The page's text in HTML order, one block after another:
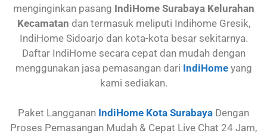
menginginkan pasang IndiHome Surabaya Kelurahan
Kecamatan dan termasuk meliputi Indihome Gresik,
IndiHome Sidoarjo dan kota-kota besar sekitarnya.
Daftar IndiHome secara cepat dan mudah dengan
menggunakan jasa pemasangan dari IndiHome yang
kami sediakan.
Paket Langganan IndiHome Kota Surabaya Dengan
Proses Pemasangan Mudah & Cepat Live Chat 24 Jam,